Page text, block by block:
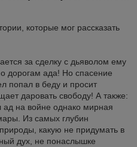
которые мог рассказать
за сделку с дьяволом ему
дорогам ада! Но спасение
попал в беду и просит
даровать свободу! А также:
на войне однако мирная
Из самых глубин
какую не придумать в
дух, не понаслышке